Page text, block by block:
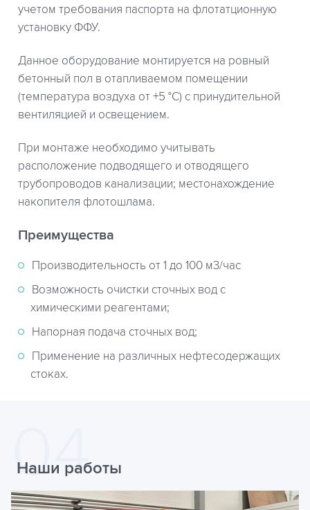
учетом требования паспорта на флотатционную
установку ФФУ.
Данное оборудование монтируется на ровный
бетонный пол в отапливаемом помещении
(температура воздуха от +5 °С) с принудительной
вентиляцией и освещением.
При монтаже необходимо учитывать
расположение подводящего и отводящего
трубопроводов канализации; местонахождение
накопителя флотошлама.
Преимущества
Производительность от 1 до 100 м3/час
Возможность очистки сточных вод с
химическими реагентами;
Напорная подача сточных вод;
Применение на различных нефтесодержащих
стоках.
Наши работы